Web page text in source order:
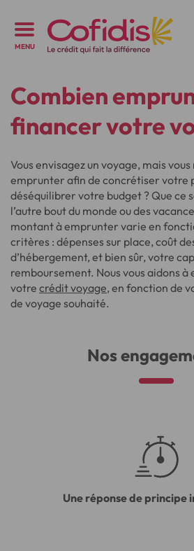
MENU
Combien
financer votre
Vous envisagez un voyage, mais
emprunter afin de concrétiser votre
déséquilibrer votre budget ? Que ce
l’autre bout du monde ou des
montant à emprunter varie en
critères : dépenses sur place, coût
d’hébergement, et bien sûr, votre
remboursement. Nous vous aidons
votre crédit voyage, en fonction de
de voyage souhaité.
Nos
Une réponse de principe